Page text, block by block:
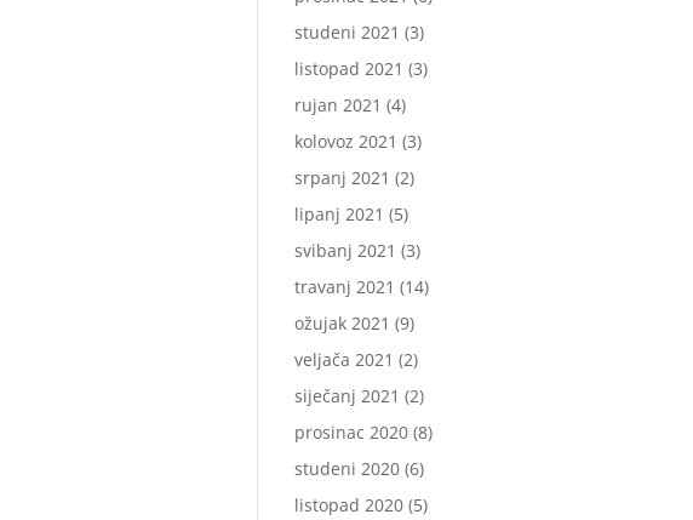
studeni 2021 (3)
listopad 2021 (3)
rujan 2021 (4)
kolovoz 2021 (3)
srpanj 2021 (2)
lipanj 2021 (5)
svibanj 2021 (3)
travanj 2021 (14)
ožujak 2021 (9)
veljača 2021 (2)
siječanj 2021 (2)
prosinac 2020 (8)
studeni 2020 (6)
listopad 2020 (5)